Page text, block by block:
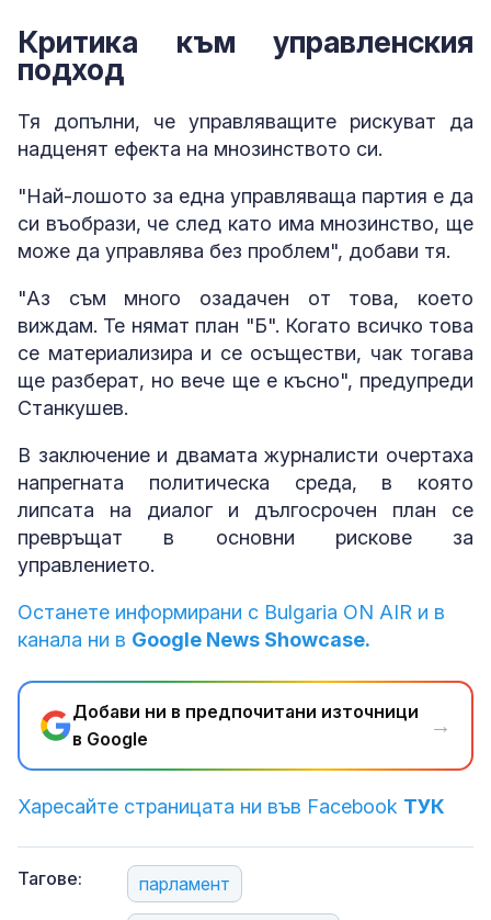
Критика към управленския
подход
Тя допълни, че управляващите рискуват да
надценят ефекта на мнозинството си.
"Най-лошото за една управляваща партия е да
си въобрази, че след като има мнозинство, ще
може да управлява без проблем", добави тя.
"Аз съм много озадачен от това, което
виждам. Те нямат план "Б". Когато всичко това
се материализира и се осъществи, чак тогава
ще разберат, но вече ще е късно", предупреди
Станкушев.
В заключение и двамата журналисти очертаха
напрегната политическа среда, в която
липсата на диалог и дългосрочен план се
превръщат в основни рискове за
управлението.
Останете информирани с Bulgaria ON AIR и в
канала ни в Google News Showcase.
Добави ни в предпочитани източници
в Google
→
Харесайте страницата ни във Facebook ТУК
Тагове: парламент